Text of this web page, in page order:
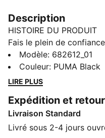
Description
HISTOIRE DU PRODUIT
Fais le plein de
journée avec ce
d'une taille élastique
interne pour un
C’est ton nouvel
CARACTÉRISTIQUES +
Confectionné avec un
Modèle: 682612_01
Couleur: PUMA Black
LIRE PLUS
Expédition et
Livraison Standard
Livré sous 2-4 jours